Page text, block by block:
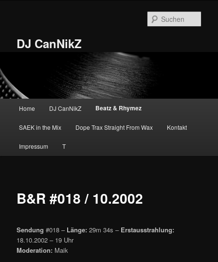
DJ CanNikZ
Home DJ CanNikZ Beatz & Rhymez
SAEK in the Mix Dope Trax Straight From Wax Kontakt
Impressum T
B&R #018 / 10.2002
Sendung #018 – Länge: 29m 34s – Erstausstrahlung:
18.10.2002 – 19 Uhr
Moderation: Maik